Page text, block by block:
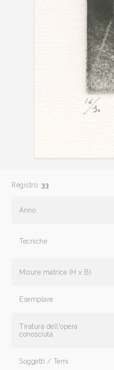
Registro: 33
Anno
Tecniche
Misure matrice (H x B)
Esemplare
Tiratura dell'opera
conosciuta
Soggetti / Temi